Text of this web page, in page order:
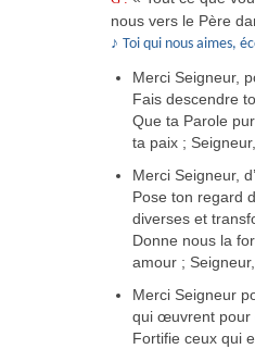
nous vers le Père
♪ Toi qui nous aimes,
Merci Seigneur,
Fais descendre
Que ta Parole
ta paix ;
Merci Seigneur,
Pose ton regard
diverses et
Donne nous la
amour ;
Merci Seigneur
qui œuvrent pour
Fortifie ceux qui